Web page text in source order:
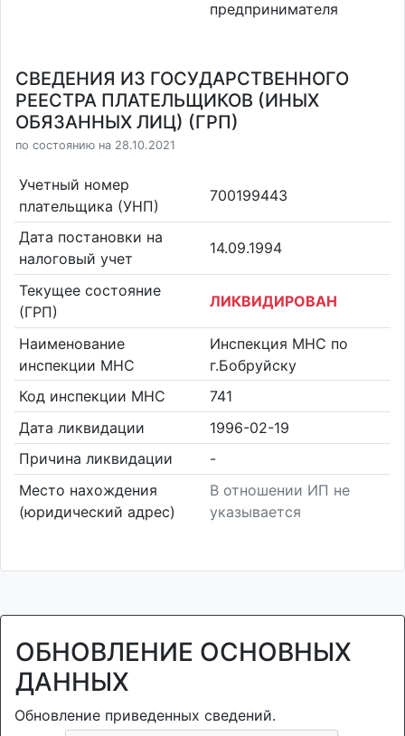
предпринимателя
СВЕДЕНИЯ ИЗ ГОСУДАРСТВЕННОГО
РЕЕСТРА ПЛАТЕЛЬЩИКОВ (ИНЫХ
ОБЯЗАННЫХ ЛИЦ) (ГРП)
по состоянию на 28.10.2021
Учетный номер
плательщика (УНП)
700199443
Дата постановки на
налоговый учет
14.09.1994
Текущее состояние
(ГРП)
ЛИКВИДИРОВАН
Наименование
инспекции МНС
Инспекция МНС по
г.Бобруйску
Код инспекции МНС
741
Дата ликвидации
1996-02-19
Причина ликвидации
-
Место нахождения
(юридический адрес)
В отношении ИП не
указывается
ОБНОВЛЕНИЕ ОСНОВНЫХ
ДАННЫХ
Обновление приведенных сведений.